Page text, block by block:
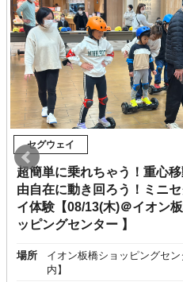
セグウェイ
超簡単に乗れちゃう！重心
由自在に動き回ろう！ミニ
イ体験【08/13(木)＠イオン
ッピングセンター 】
場所
イオン板橋ショッピングセ
内】